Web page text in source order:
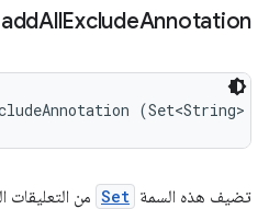
addAllExcludeAnnotation
(Set<String>
تضيف هذه السمة Set من التعليقات